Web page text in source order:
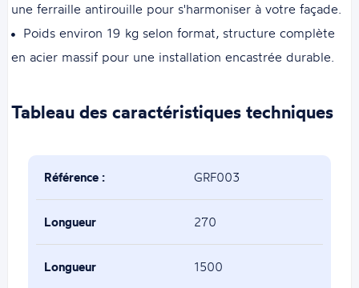
une ferraille antirouille pour s'harmoniser à votre façade.
Poids environ 19 kg selon format, structure complète
en acier massif pour une installation encastrée durable.
Tableau des caractéristiques techniques
Référence : GRF003
Longueur
minimum(mm) :
270
Longueur 1500